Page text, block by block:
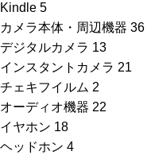
Kindle 5
カメラ本体・周辺機器 36
デジタルカメラ 13
インスタントカメラ 21
チェキフイルム 2
オーディオ機器 22
イヤホン 18
ヘッドホン 4